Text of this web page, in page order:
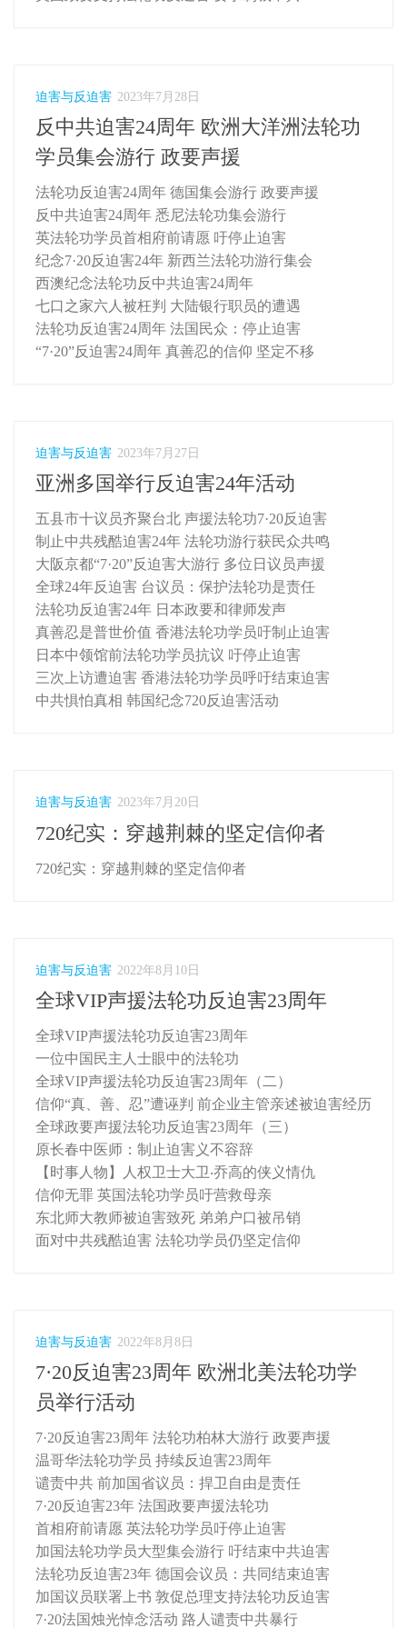
迫害与反迫害 2023年7月28日
反中共迫害24周年 欧洲大洋洲法轮功
学员集会游行 政要声援
法轮功反迫害24周年 德国集会游行 政要声援
反中共迫害24周年 悉尼法轮功集会游行
英法轮功学员首相府前请愿 吁停止迫害
纪念7·20反迫害24年 新西兰法轮功游行集会
西澳纪念法轮功反中共迫害24周年
七口之家六人被枉判 大陆银行职员的遭遇
法轮功反迫害24周年 法国民众：停止迫害
“7·20”反迫害24周年 真善忍的信仰 坚定不移
迫害与反迫害 2023年7月27日
亚洲多国举行反迫害24年活动
五县市十议员齐聚台北 声援法轮功7·20反迫害
制止中共残酷迫害24年 法轮功游行获民众共鸣
大阪京都“7·20”反迫害大游行 多位日议员声援
全球24年反迫害 台议员：保护法轮功是责任
法轮功反迫害24年 日本政要和律师发声
真善忍是普世价值 香港法轮功学员吁制止迫害
日本中领馆前法轮功学员抗议 吁停止迫害
三次上访遭迫害 香港法轮功学员呼吁结束迫害
中共惧怕真相 韩国纪念720反迫害活动
迫害与反迫害 2023年7月20日
720纪实：穿越荆棘的坚定信仰者
720纪实：穿越荆棘的坚定信仰者
迫害与反迫害 2022年8月10日
全球VIP声援法轮功反迫害23周年
全球VIP声援法轮功反迫害23周年
一位中国民主人士眼中的法轮功
全球VIP声援法轮功反迫害23周年（二）
信仰“真、善、忍”遭诬判 前企业主管亲述被迫害经历
全球政要声援法轮功反迫害23周年（三）
原长春中医师：制止迫害义不容辞
【时事人物】人权卫士大卫‧乔高的侠义情仇
信仰无罪 英国法轮功学员吁营救母亲
东北师大教师被迫害致死 弟弟户口被吊销
面对中共残酷迫害 法轮功学员仍坚定信仰
迫害与反迫害 2022年8月8日
7·20反迫害23周年 欧洲北美法轮功学
员举行活动
7·20反迫害23周年 法轮功柏林大游行 政要声援
温哥华法轮功学员 持续反迫害23周年
谴责中共 前加国省议员：捍卫自由是责任
7·20反迫害23年 法国政要声援法轮功
首相府前请愿 英法轮功学员吁停止迫害
加国法轮功学员大型集会游行 吁结束中共迫害
法轮功反迫害23年 德国会议员：共同结束迫害
加国议员联署上书 敦促总理支持法轮功反迫害
7·20法国烛光悼念活动 路人谴责中共暴行